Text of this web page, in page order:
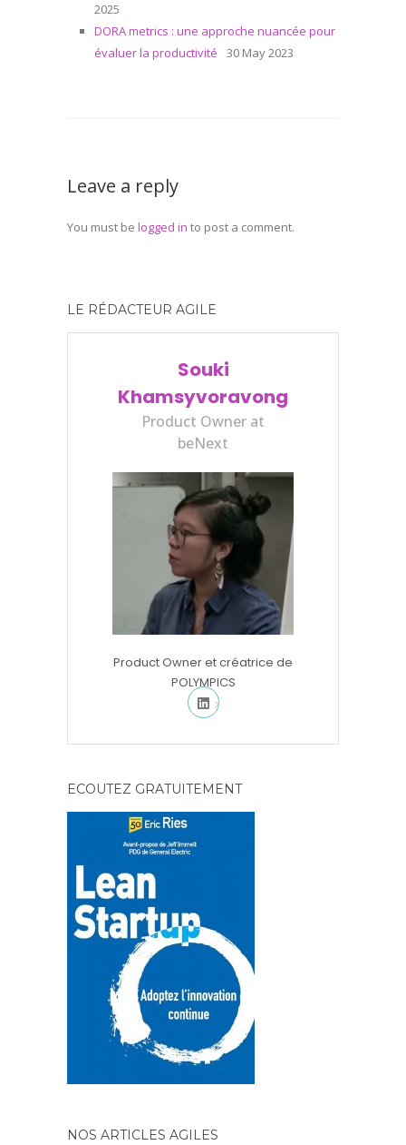
2025
DORA metrics : une approche nuancée pour
évaluer la productivité
30 May 2023
Leave a reply
You must be logged in to post a comment.
LE RÉDACTEUR AGILE
Souki
Khamsyvoravong
Product Owner at
beNext
Product Owner et créatrice de
POLYMPICS
ECOUTEZ GRATUITEMENT
NOS ARTICLES AGILES